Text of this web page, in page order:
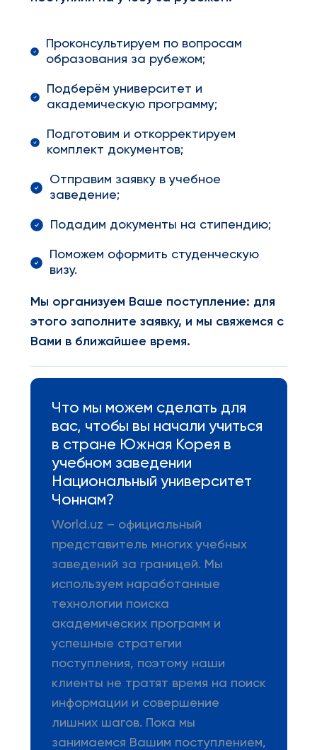
Проконсультируем по вопросам
образования за рубежом;
Подберём университет и
академическую программу;
Подготовим и откорректируем
комплект документов;
Отправим заявку в учебное
заведение;
Подадим документы на стипендию;
Поможем оформить студенческую
визу.
Мы организуем Ваше поступление: для
этого заполните заявку, и мы свяжемся с
Вами в ближайшее время.
Что мы можем сделать для
вас, чтобы вы начали учиться
в стране Южная Корея в
учебном заведении
Национальный университет
Чоннам?
World.uz – официальный
представитель многих учебных
заведений за границей. Мы
используем наработанные
технологии поиска
академических программ и
успешные стратегии
поступления, поэтому наши
клиенты не тратят время на поиск
информации и совершение
лишних шагов. Пока мы
занимаемся Вашим поступлением,